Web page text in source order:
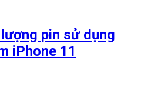
pin sử dụng
iPhone 11